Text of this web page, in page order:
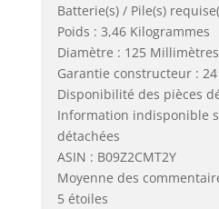
Batterie(s) / Pile(s)
Poids : 3,46 Kilogrammes
Diamètre : 125 Millimètres
Garantie constructeur :
Disponibilité des pièces
Information indisponible
détachées
ASIN : B09Z2CMT2Y
Moyenne des
5 étoiles